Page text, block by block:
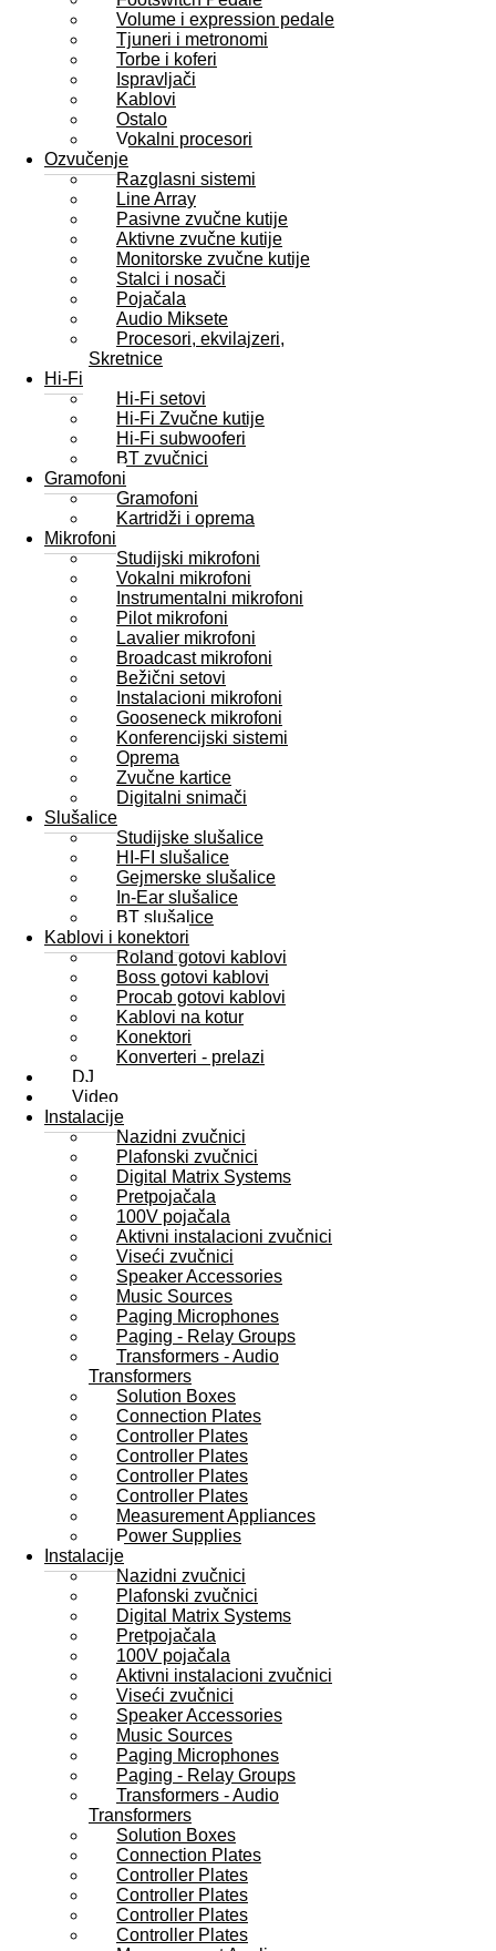
Volume i expression pedale
Tjuneri i metronomi
Torbe i koferi
Ispravljači
Kablovi
Ostalo
Vokalni procesori
Ozvučenje
Razglasni sistemi
Line Array
Pasivne zvučne kutije
Aktivne zvučne kutije
Monitorske zvučne kutije
Stalci i nosači
Pojačala
Audio Miksete
Procesori, ekvilajzeri,
Skretnice
Hi-Fi
Hi-Fi setovi
Hi-Fi Zvučne kutije
Hi-Fi subwooferi
BT zvučnici
Gramofoni
Gramofoni
Kartridži i oprema
Mikrofoni
Studijski mikrofoni
Vokalni mikrofoni
Instrumentalni mikrofoni
Pilot mikrofoni
Lavalier mikrofoni
Broadcast mikrofoni
Bežični setovi
Instalacioni mikrofoni
Gooseneck mikrofoni
Konferencijski sistemi
Oprema
Zvučne kartice
Digitalni snimači
Slušalice
Studijske slušalice
HI-FI slušalice
Gejmerske slušalice
In-Ear slušalice
BT slušalice
Kablovi i konektori
Roland gotovi kablovi
Boss gotovi kablovi
Procab gotovi kablovi
Kablovi na kotur
Konektori
Konverteri - prelazi
DJ
Video
Instalacije
Nazidni zvučnici
Plafonski zvučnici
Digital Matrix Systems
Pretpojačala
100V pojačala
Aktivni instalacioni zvučnici
Viseći zvučnici
Speaker Accessories
Music Sources
Paging Microphones
Paging - Relay Groups
Transformers - Audio
Transformers
Solution Boxes
Connection Plates
Controller Plates
Controller Plates
Controller Plates
Controller Plates
Measurement Appliances
Power Supplies
Instalacije
Nazidni zvučnici
Plafonski zvučnici
Digital Matrix Systems
Pretpojačala
100V pojačala
Aktivni instalacioni zvučnici
Viseći zvučnici
Speaker Accessories
Music Sources
Paging Microphones
Paging - Relay Groups
Transformers - Audio
Transformers
Solution Boxes
Connection Plates
Controller Plates
Controller Plates
Controller Plates
Controller Plates